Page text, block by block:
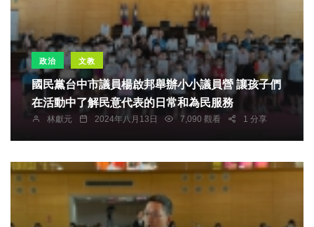
政治 文教
國民黨台中市議員楊啟邦舉辦小小議員營 讓孩子們
在活動中了解民意代表的日常和為民服務
林獻元 2024年八月13日 7,090 觀看 1 分享